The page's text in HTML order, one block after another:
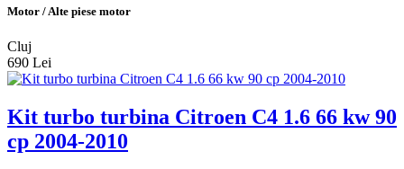
Motor / Alte piese motor
Cluj
690 Lei
Kit turbo turbina Citroen C4 1.6 66 kw 90
cp 2004-2010